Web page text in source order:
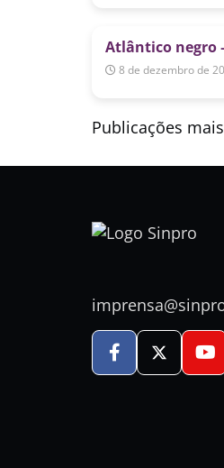
Atlântico negro
8 de dezembro de
Navegação
Publicações